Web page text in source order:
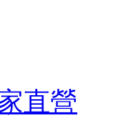
直營